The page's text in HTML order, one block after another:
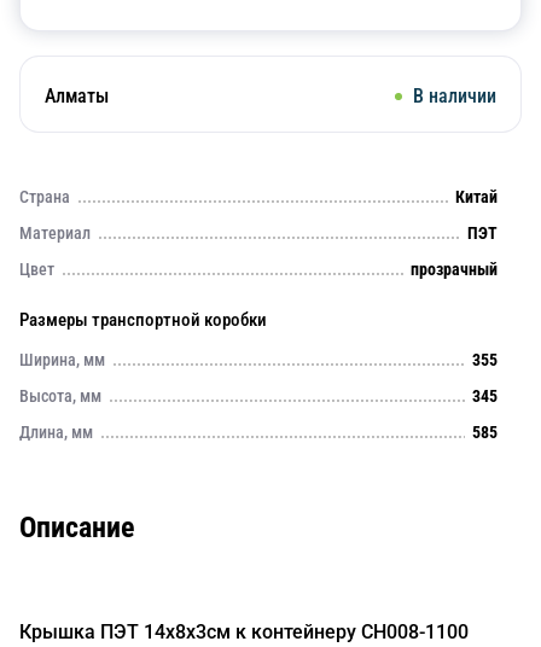
Алматы В наличии
Страна
Китай
Материал
ПЭТ
Цвет
прозрачный
Размеры транспортной коробки
Ширина, мм
355
Высота, мм
345
Длина, мм
585
Описание
Крышка ПЭТ 14х8х3см к контейнеру CH008-1100